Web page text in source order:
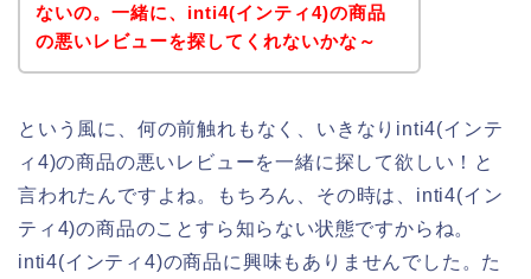
ないの。一緒に、inti4(インティ4)の商品
の悪いレビューを探してくれないかな～
という風に、何の前触れもなく、いきなりinti4(インテ
ィ4)の商品の悪いレビューを一緒に探して欲しい！と
言われたんですよね。もちろん、その時は、inti4(イン
ティ4)の商品のことすら知らない状態ですからね。
inti4(インティ4)の商品に興味もありませんでした。た